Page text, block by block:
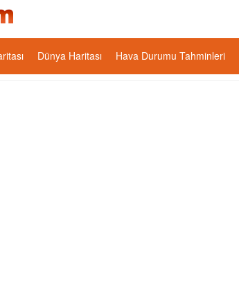
Dünya Haritası Hava Durumu Tahminleri